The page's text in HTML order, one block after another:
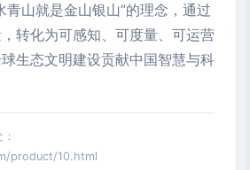
青山就是金山银山”的理念，通过
转化为可感知、可度量、可运营
生态文明建设贡献中国智慧与科
product/10.html